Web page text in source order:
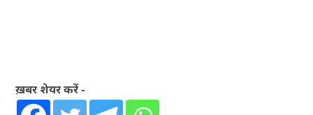
ख़बर शेयर करें -